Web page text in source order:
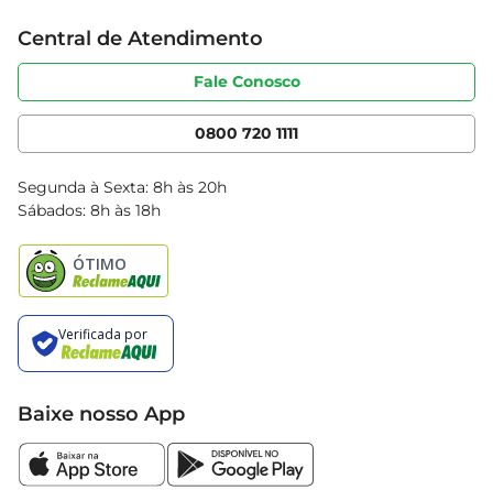
Sobre privacidade
Portal do fornecedor
Cencosud Media
Produtos Bretas
Código de ética
Serviços
Clube Bretas
Blog Bretas
Black Friday
Central de Atendimento
Fale Conosco
0800 720 1111
Segunda à Sexta: 8h às 20h
Sábados: 8h às 18h
Baixe nosso App